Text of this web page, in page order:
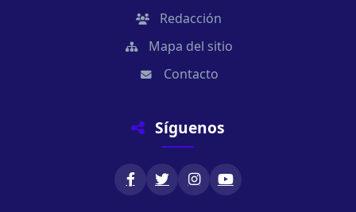
Redacción
Mapa del sitio
Contacto
Síguenos